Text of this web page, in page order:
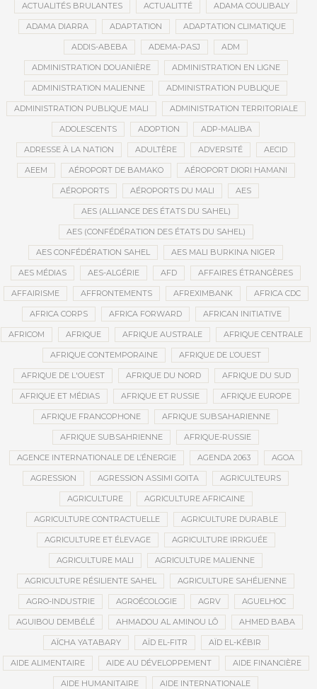
ACTUALITÉS BRULANTES ACTUALITTÉ ADAMA COULIBALY
ADAMA DIARRA ADAPTATION ADAPTATION CLIMATIQUE
ADDIS-ABEBA ADEMA-PASJ ADM
ADMINISTRATION DOUANIÈRE ADMINISTRATION EN LIGNE
ADMINISTRATION MALIENNE ADMINISTRATION PUBLIQUE
ADMINISTRATION PUBLIQUE MALI ADMINISTRATION TERRITORIALE
ADOLESCENTS ADOPTION ADP-MALIBA
ADRESSE À LA NATION ADULTÈRE ADVERSITÉ AECID
AEEM AÉROPORT DE BAMAKO AÉROPORT DIORI HAMANI
AÉROPORTS AÉROPORTS DU MALI AES
AES (ALLIANCE DES ÉTATS DU SAHEL)
AES (CONFÉDÉRATION DES ÉTATS DU SAHEL)
AES CONFÉDÉRATION SAHEL AES MALI BURKINA NIGER
AES MÉDIAS AES-ALGÉRIE AFD AFFAIRES ÉTRANGÈRES
AFFAIRISME AFFRONTEMENTS AFREXIMBANK AFRICA CDC
AFRICA CORPS AFRICA FORWARD AFRICAN INITIATIVE
AFRICOM AFRIQUE AFRIQUE AUSTRALE AFRIQUE CENTRALE
AFRIQUE CONTEMPORAINE AFRIQUE DE L’OUEST
AFRIQUE DE L'OUEST AFRIQUE DU NORD AFRIQUE DU SUD
AFRIQUE ET MÉDIAS AFRIQUE ET RUSSIE AFRIQUE EUROPE
AFRIQUE FRANCOPHONE AFRIQUE SUBSAHARIENNE
AFRIQUE SUBSAHRIENNE AFRIQUE-RUSSIE
AGENCE INTERNATIONALE DE L’ÉNERGIE AGENDA 2063 AGOA
AGRESSION AGRESSION ASSIMI GOITA AGRICULTEURS
AGRICULTURE AGRICULTURE AFRICAINE
AGRICULTURE CONTRACTUELLE AGRICULTURE DURABLE
AGRICULTURE ET ÉLEVAGE AGRICULTURE IRRIGUÉE
AGRICULTURE MALI AGRICULTURE MALIENNE
AGRICULTURE RÉSILIENTE SAHEL AGRICULTURE SAHÉLIENNE
AGRO-INDUSTRIE AGROÉCOLOGIE AGRV AGUELHOC
AGUIBOU DEMBÉLÉ AHMADOU AL AMINOU LÔ AHMED BABA
AÏCHA YATABARY AÏD EL-FITR AÏD EL-KÉBIR
AIDE ALIMENTAIRE AIDE AU DÉVELOPPEMENT AIDE FINANCIÈRE
AIDE HUMANITAIRE AIDE INTERNATIONALE